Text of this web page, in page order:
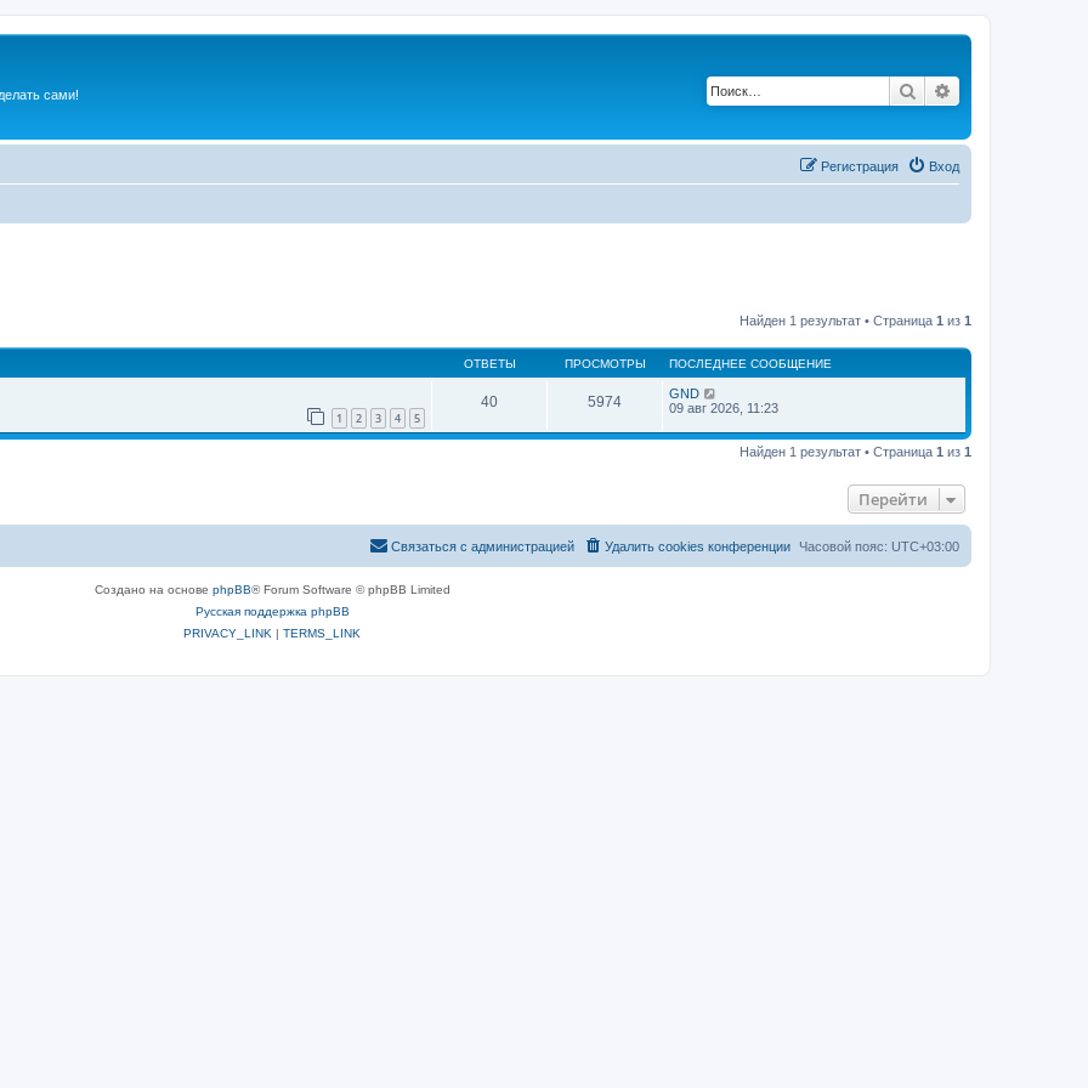
сами! Поиск
Вход
Регистрация
Найден 1 результат • Страница 1 из 1
ОТВЕТЫ ПРОСМОТРЫ ПОСЛЕДНЕЕ СООБЩЕНИЕ
1 2 3 4 5
40 5974
GND
09 авг 2026, 11:23
Найден 1 результат • Страница 1 из 1
Перейти
Часовой пояс: UTC+03:00
Удалить cookies конференции
Связаться с администрацией
Создано на основе phpBB® Forum Software © phpBB Limited
Русская поддержка phpBB
PRIVACY_LINK | TERMS_LINK